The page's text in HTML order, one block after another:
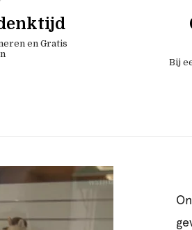
en Gratis
Bij